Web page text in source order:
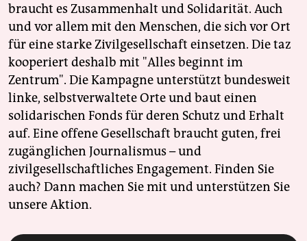
braucht es Zusammenhalt und Solidarität. Auch
und vor allem mit den Menschen, die sich vor Ort
für eine starke Zivilgesellschaft einsetzen. Die taz
kooperiert deshalb mit "Alles beginnt im
Zentrum". Die Kampagne unterstützt bundesweit
linke, selbstverwaltete Orte und baut einen
solidarischen Fonds für deren Schutz und Erhalt
auf. Eine offene Gesellschaft braucht guten, frei
zugänglichen Journalismus – und
zivilgesellschaftliches Engagement. Finden Sie
auch? Dann machen Sie mit und unterstützen Sie
unsere Aktion.